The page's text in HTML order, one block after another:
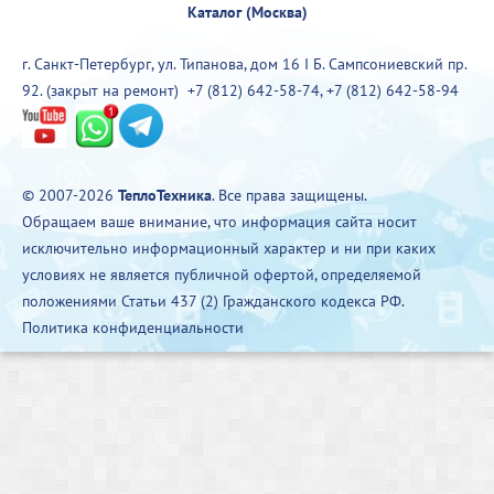
Каталог (Москва)
г. Санкт-Петербург, ул. Типанова, дом 16 I Б. Сампсониевский пр.
92. (закрыт на ремонт) +7 (812) 642-58-74,+7 (812) 642-58-94
© 2007-2026 ТеплоТехника. Все права защищены.
Обращаем ваше внимание, что информация сайта носит
исключительно информационный характер и ни при каких
условиях не является публичной офертой, определяемой
положениями Статьи 437 (2) Гражданского кодекса РФ.
Политика конфиденциальности